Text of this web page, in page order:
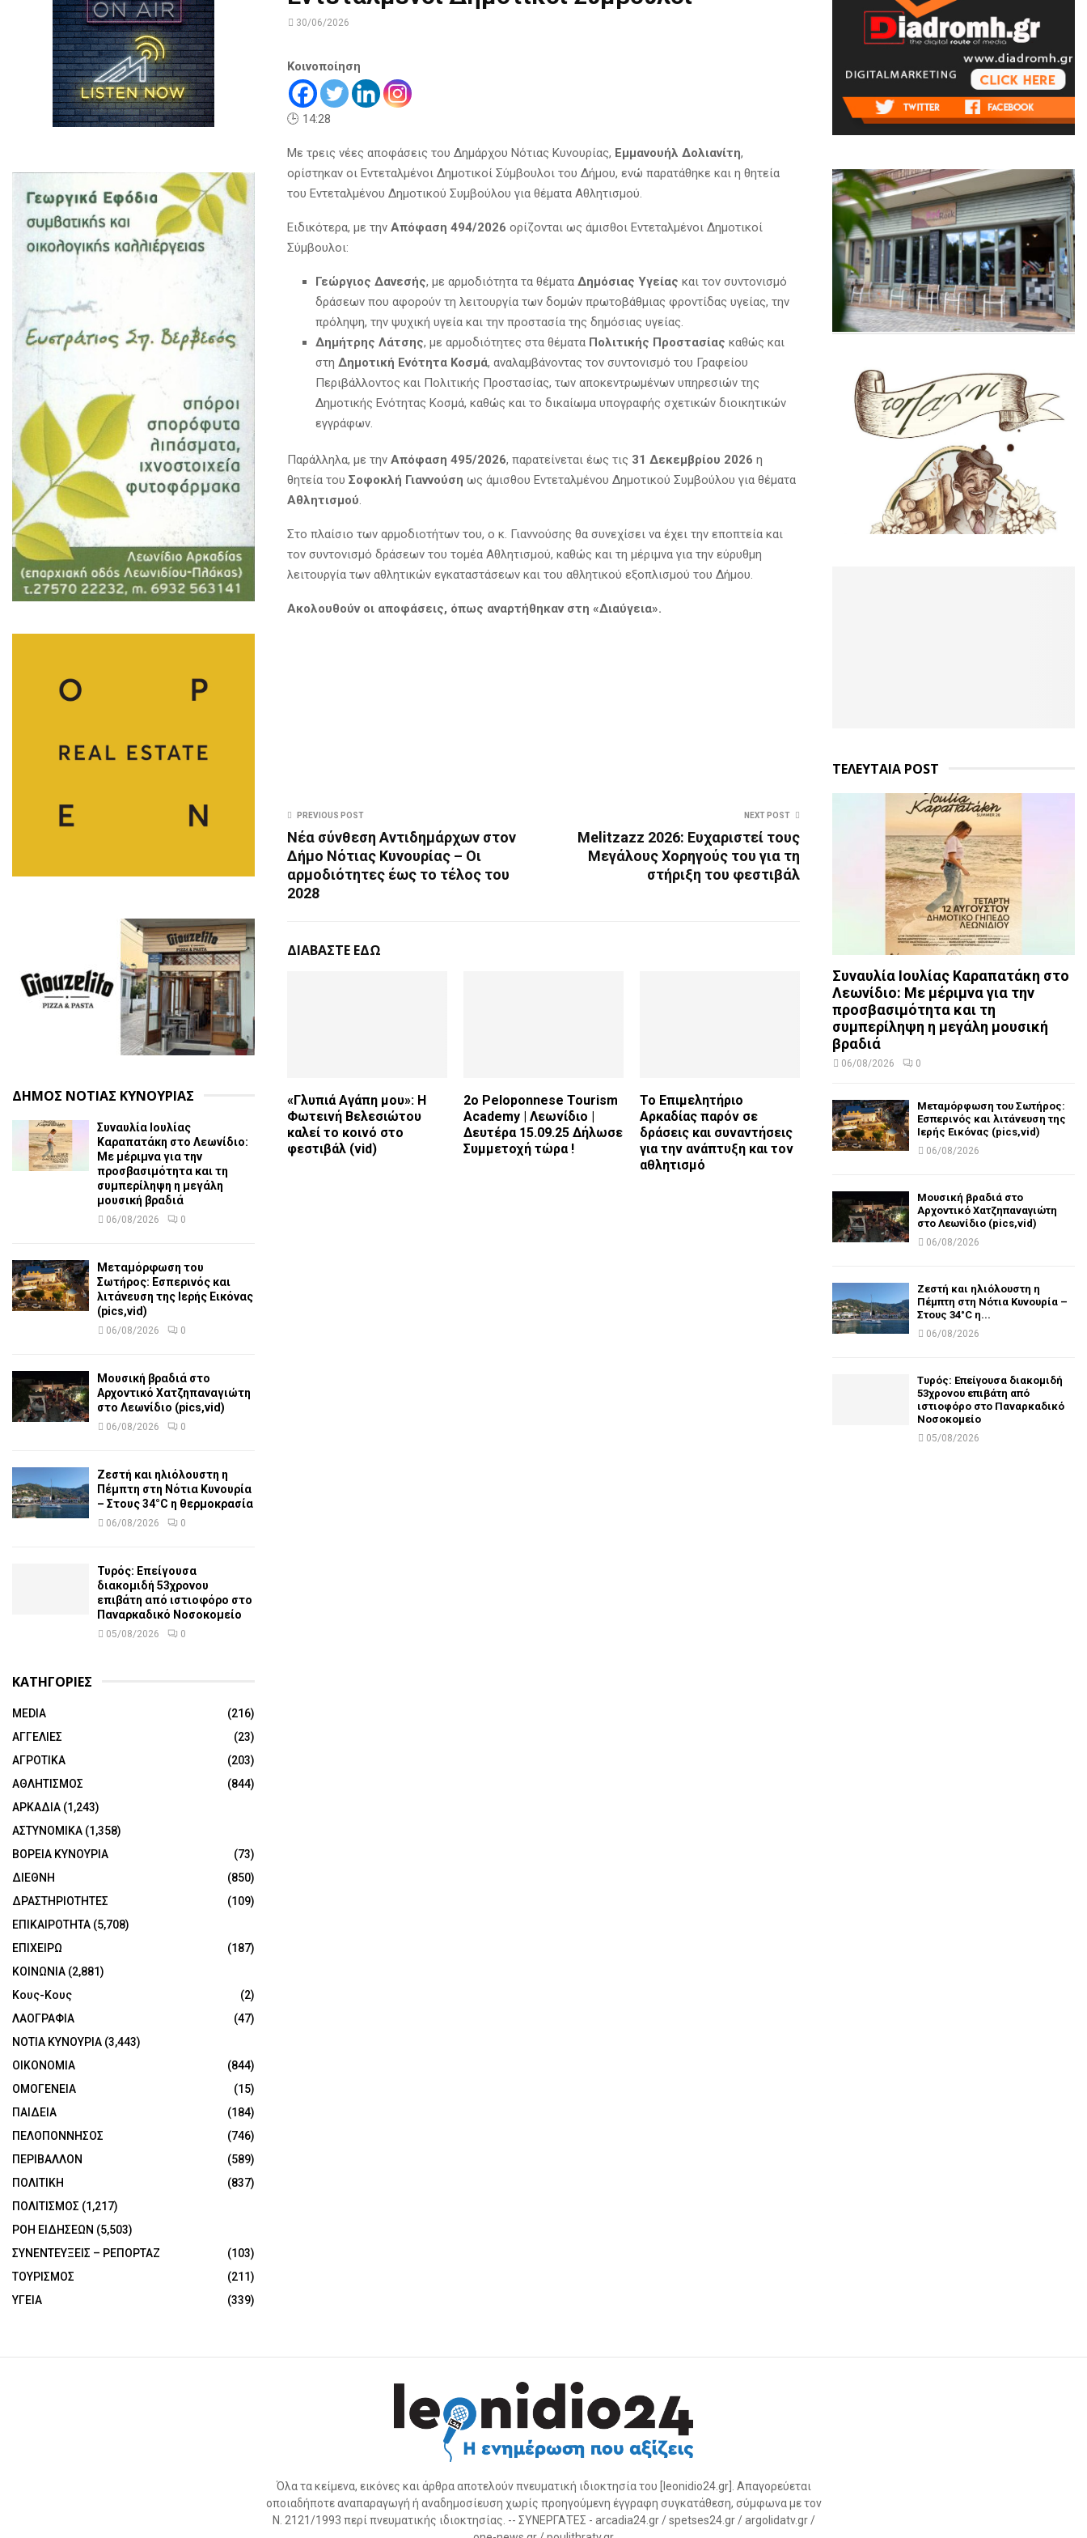
30/06/2026
Κοινοποίηση
🕒 14:28
Με τρεις νέες αποφάσεις του Δημάρχου Νότιας Κυνουρίας, Εμμανουήλ Δολιανίτη,
ορίστηκαν οι Εντεταλμένοι Δημοτικοί Σύμβουλοι του Δήμου, ενώ παρατάθηκε και η θητεία
του Εντεταλμένου Δημοτικού Συμβούλου για θέματα Αθλητισμού.
Ειδικότερα, με την Απόφαση 494/2026 ορίζονται ως άμισθοι Εντεταλμένοι Δημοτικοί
Σύμβουλοι:
Γεώργιος Δανεσής, με αρμοδιότητα τα θέματα Δημόσιας Υγείας και τον συντονισμό
δράσεων που αφορούν τη λειτουργία των δομών πρωτοβάθμιας φροντίδας υγείας, την
πρόληψη, την ψυχική υγεία και την προστασία της δημόσιας υγείας.
Δημήτρης Λάτσης, με αρμοδιότητες στα θέματα Πολιτικής Προστασίας καθώς και
στη Δημοτική Ενότητα Κοσμά, αναλαμβάνοντας τον συντονισμό του Γραφείου
Περιβάλλοντος και Πολιτικής Προστασίας, των αποκεντρωμένων υπηρεσιών της
Δημοτικής Ενότητας Κοσμά, καθώς και το δικαίωμα υπογραφής σχετικών διοικητικών
εγγράφων.
Παράλληλα, με την Απόφαση 495/2026, παρατείνεται έως τις 31 Δεκεμβρίου 2026 η
θητεία του Σοφοκλή Γιαννούση ως άμισθου Εντεταλμένου Δημοτικού Συμβούλου για θέματα
Αθλητισμού.
Στο πλαίσιο των αρμοδιοτήτων του, ο κ. Γιαννούσης θα συνεχίσει να έχει την εποπτεία και
τον συντονισμό δράσεων του τομέα Αθλητισμού, καθώς και τη μέριμνα για την εύρυθμη
λειτουργία των αθλητικών εγκαταστάσεων και του αθλητικού εξοπλισμού του Δήμου.
Ακολουθούν οι αποφάσεις, όπως αναρτήθηκαν στη «Διαύγεια».
PREVIOUS POST
Νέα σύνθεση Αντιδημάρχων στον
Δήμο Νότιας Κυνουρίας – Οι
αρμοδιότητες έως το τέλος του
2028
NEXT POST
Melitzazz 2026: Ευχαριστεί τους
Μεγάλους Χορηγούς του για τη
στήριξη του φεστιβάλ
ΔΙΑΒΑΣΤΕ ΕΔΩ
«Γλυπιά Αγάπη μου»: Η
Φωτεινή Βελεσιώτου
καλεί το κοινό στο
φεστιβάλ (vid)
2ο Peloponnese Tourism
Academy | Λεωνίδιο |
Δευτέρα 15.09.25 Δήλωσε
Συμμετοχή τώρα !
Το Επιμελητήριο
Αρκαδίας παρόν σε
δράσεις και συναντήσεις
για την ανάπτυξη και τον
αθλητισμό
ΔΗΜΟΣ ΝΟΤΙΑΣ ΚΥΝΟΥΡΙΑΣ
Συναυλία Ιουλίας
Καραπατάκη στο Λεωνίδιο:
Με μέριμνα για την
προσβασιμότητα και τη
συμπερίληψη η μεγάλη
μουσική βραδιά
06/08/2026 0
Μεταμόρφωση του
Σωτήρος: Εσπερινός και
λιτάνευση της Ιερής Εικόνας
(pics,vid)
06/08/2026 0
Μουσική βραδιά στο
Αρχοντικό Χατζηπαναγιώτη
στο Λεωνίδιο (pics,vid)
06/08/2026 0
Ζεστή και ηλιόλουστη η
Πέμπτη στη Νότια Κυνουρία
– Στους 34°C η θερμοκρασία
06/08/2026 0
Τυρός: Επείγουσα
διακομιδή 53χρονου
επιβάτη από ιστιοφόρο στο
Παναρκαδικό Νοσοκομείο
05/08/2026 0
ΚΑΤΗΓΟΡΙΕΣ
MEDIA
(216)
ΑΓΓΕΛΙΕΣ
(23)
ΑΓΡΟΤΙΚΑ
(203)
ΑΘΛΗΤΙΣΜΟΣ
(844)
ΑΡΚΑΔΙΑ (1,243)
ΑΣΤΥΝΟΜΙΚΑ (1,358)
ΒΟΡΕΙΑ ΚΥΝΟΥΡΙΑ
(73)
ΔΙΕΘΝΗ
(850)
ΔΡΑΣΤΗΡΙΟΤΗΤΕΣ
(109)
ΕΠΙΚΑΙΡΟΤΗΤΑ (5,708)
ΕΠΙΧΕΙΡΩ
(187)
ΚΟΙΝΩΝΙΑ (2,881)
Κους-Κους
(2)
ΛΑΟΓΡΑΦΙΑ
(47)
ΝΟΤΙΑ ΚΥΝΟΥΡΙΑ (3,443)
ΟΙΚΟΝΟΜΙΑ
(844)
ΟΜΟΓΕΝΕΙΑ
(15)
ΠΑΙΔΕΙΑ
(184)
ΠΕΛΟΠΟΝΝΗΣΟΣ
(746)
ΠΕΡΙΒΑΛΛΟΝ
(589)
ΠΟΛΙΤΙΚΗ
(837)
ΠΟΛΙΤΙΣΜΟΣ (1,217)
ΡΟΗ ΕΙΔΗΣΕΩΝ (5,503)
ΣΥΝΕΝΤΕΥΞΕΙΣ – ΡΕΠΟΡΤΑΖ
(103)
ΤΟΥΡΙΣΜΟΣ
(211)
ΥΓΕΙΑ
(339)
ΤΕΛΕΥΤΑΙΑ POST
Συναυλία Ιουλίας Καραπατάκη στο
Λεωνίδιο: Με μέριμνα για την
προσβασιμότητα και τη
συμπερίληψη η μεγάλη μουσική
βραδιά
06/08/2026 0
Μεταμόρφωση του Σωτήρος:
Εσπερινός και λιτάνευση της
Ιερής Εικόνας (pics,vid)
06/08/2026
Μουσική βραδιά στο
Αρχοντικό Χατζηπαναγιώτη
στο Λεωνίδιο (pics,vid)
06/08/2026
Ζεστή και ηλιόλουστη η
Πέμπτη στη Νότια Κυνουρία –
Στους 34°C η...
06/08/2026
Τυρός: Επείγουσα διακομιδή
53χρονου επιβάτη από
ιστιοφόρο στο Παναρκαδικό
Νοσοκομείο
05/08/2026
Όλα τα κείμενα, εικόνες και άρθρα αποτελούν πνευματική ιδιοκτησία του [leonidio24.gr]. Απαγορεύεται
οποιαδήποτε αναπαραγωγή ή αναδημοσίευση χωρίς προηγούμενη έγγραφη συγκατάθεση, σύμφωνα με τον
Ν. 2121/1993 περί πνευματικής ιδιοκτησίας. -- ΣΥΝΕΡΓΑΤΕΣ - arcadia24.gr / spetses24.gr / argolidatv.gr /